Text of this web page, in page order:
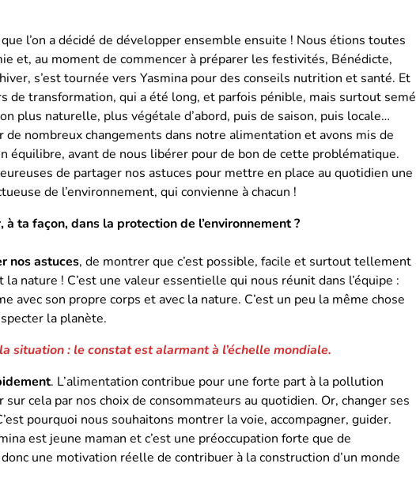
l’on a décidé de développer ensemble ensuite ! Nous étions toutes
et, au moment de commencer à préparer les festivités, Bénédicte,
s’est tournée vers Yasmina pour des conseils nutrition et santé. Et
de transformation, qui a été long, et parfois pénible, mais surtout semé
plus naturelle, plus végétale d’abord, puis de saison, puis locale…
de nombreux changements dans notre alimentation et avons mis de
équilibre, avant de nous libérer pour de bon de cette problématique.
de partager nos astuces pour mettre en place au quotidien une
de l’environnement, qui convienne à chacun !
ta façon, dans la protection de l’environnement ?
nos astuces, de montrer que c’est possible, facile et surtout tellement
nature ! C’est une valeur essentielle qui nous réunit dans l’équipe :
avec son propre corps et avec la nature. C’est un peu la même chose
la planète.
situation : le constat est alarmant à l’échelle mondiale.
. L’alimentation contribue pour une forte part à la pollution
cela par nos choix de consommateurs au quotidien. Or, changer ses
pourquoi nous souhaitons montrer la voie, accompagner, guider.
est jeune maman et c’est une préoccupation forte que de
une motivation réelle de contribuer à la construction d’un monde